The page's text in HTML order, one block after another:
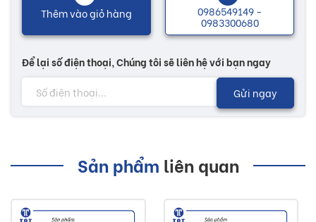
Thêm vào giỏ hàng 0986549149 -
0983300680
Để lại số điện thoại, Chúng tôi sẽ liên hệ với bạn ngay
Gửi ngay
Sản phẩm liên quan